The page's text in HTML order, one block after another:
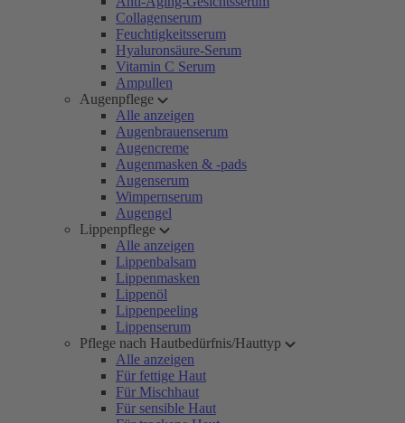
Collagenserum
Feuchtigkeitsserum
Hyaluronsäure-Serum
Vitamin C Serum
Ampullen
Augenpflege
Alle anzeigen
Augenbrauenserum
Augencreme
Augenmasken & -pads
Augenserum
Wimpernserum
Augengel
Lippenpflege
Alle anzeigen
Lippenbalsam
Lippenmasken
Lippenöl
Lippenpeeling
Lippenserum
Pflege nach Hautbedürfnis/Hauttyp
Alle anzeigen
Für fettige Haut
Für Mischhaut
Für sensible Haut